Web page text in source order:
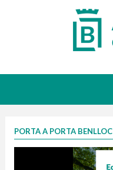
PORTA A PORTA BENLLOC